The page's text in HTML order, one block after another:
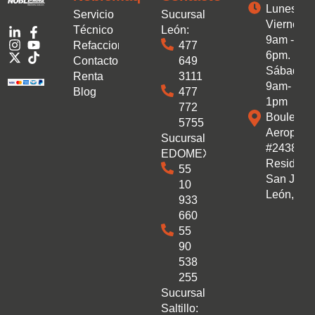
Servicio
Técnico
Refacciones
Contacto
Renta
Blog
Sucursal
León:
477
649
3111
477
772
5755
Sucursal
EDOMEX:
55
10
933
660
55
90
538
255
Sucursal
Saltillo:
Lunes a
Viernes:
9am -
6pm.
Sábado:
9am-
1pm
#2438
San
León,